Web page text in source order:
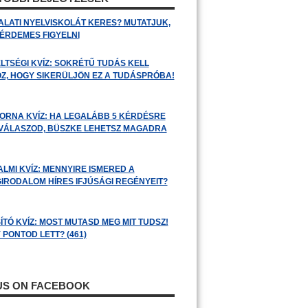
NYELVISKOLÁT KERES? MUTATJUK,
FIGYELNI
KVÍZ: SOKRÉTŰ TUDÁS KELL
HOGY SIKERÜLJÖN EZ A TUDÁSPRÓBA!
KVÍZ: HA LEGALÁBB 5 KÉRDÉSRE
BÜSZKE LEHETSZ MAGADRA
KVÍZ: MENNYIRE ISMERED A
HÍRES IFJÚSÁGI REGÉNYEIT?
KVÍZ: MOST MUTASD MEG MIT TUDSZ!
LETT? (461)
ON FACEBOOK